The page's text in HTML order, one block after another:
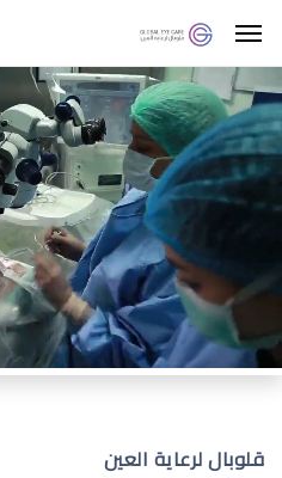
قلوبال لرعاية العين